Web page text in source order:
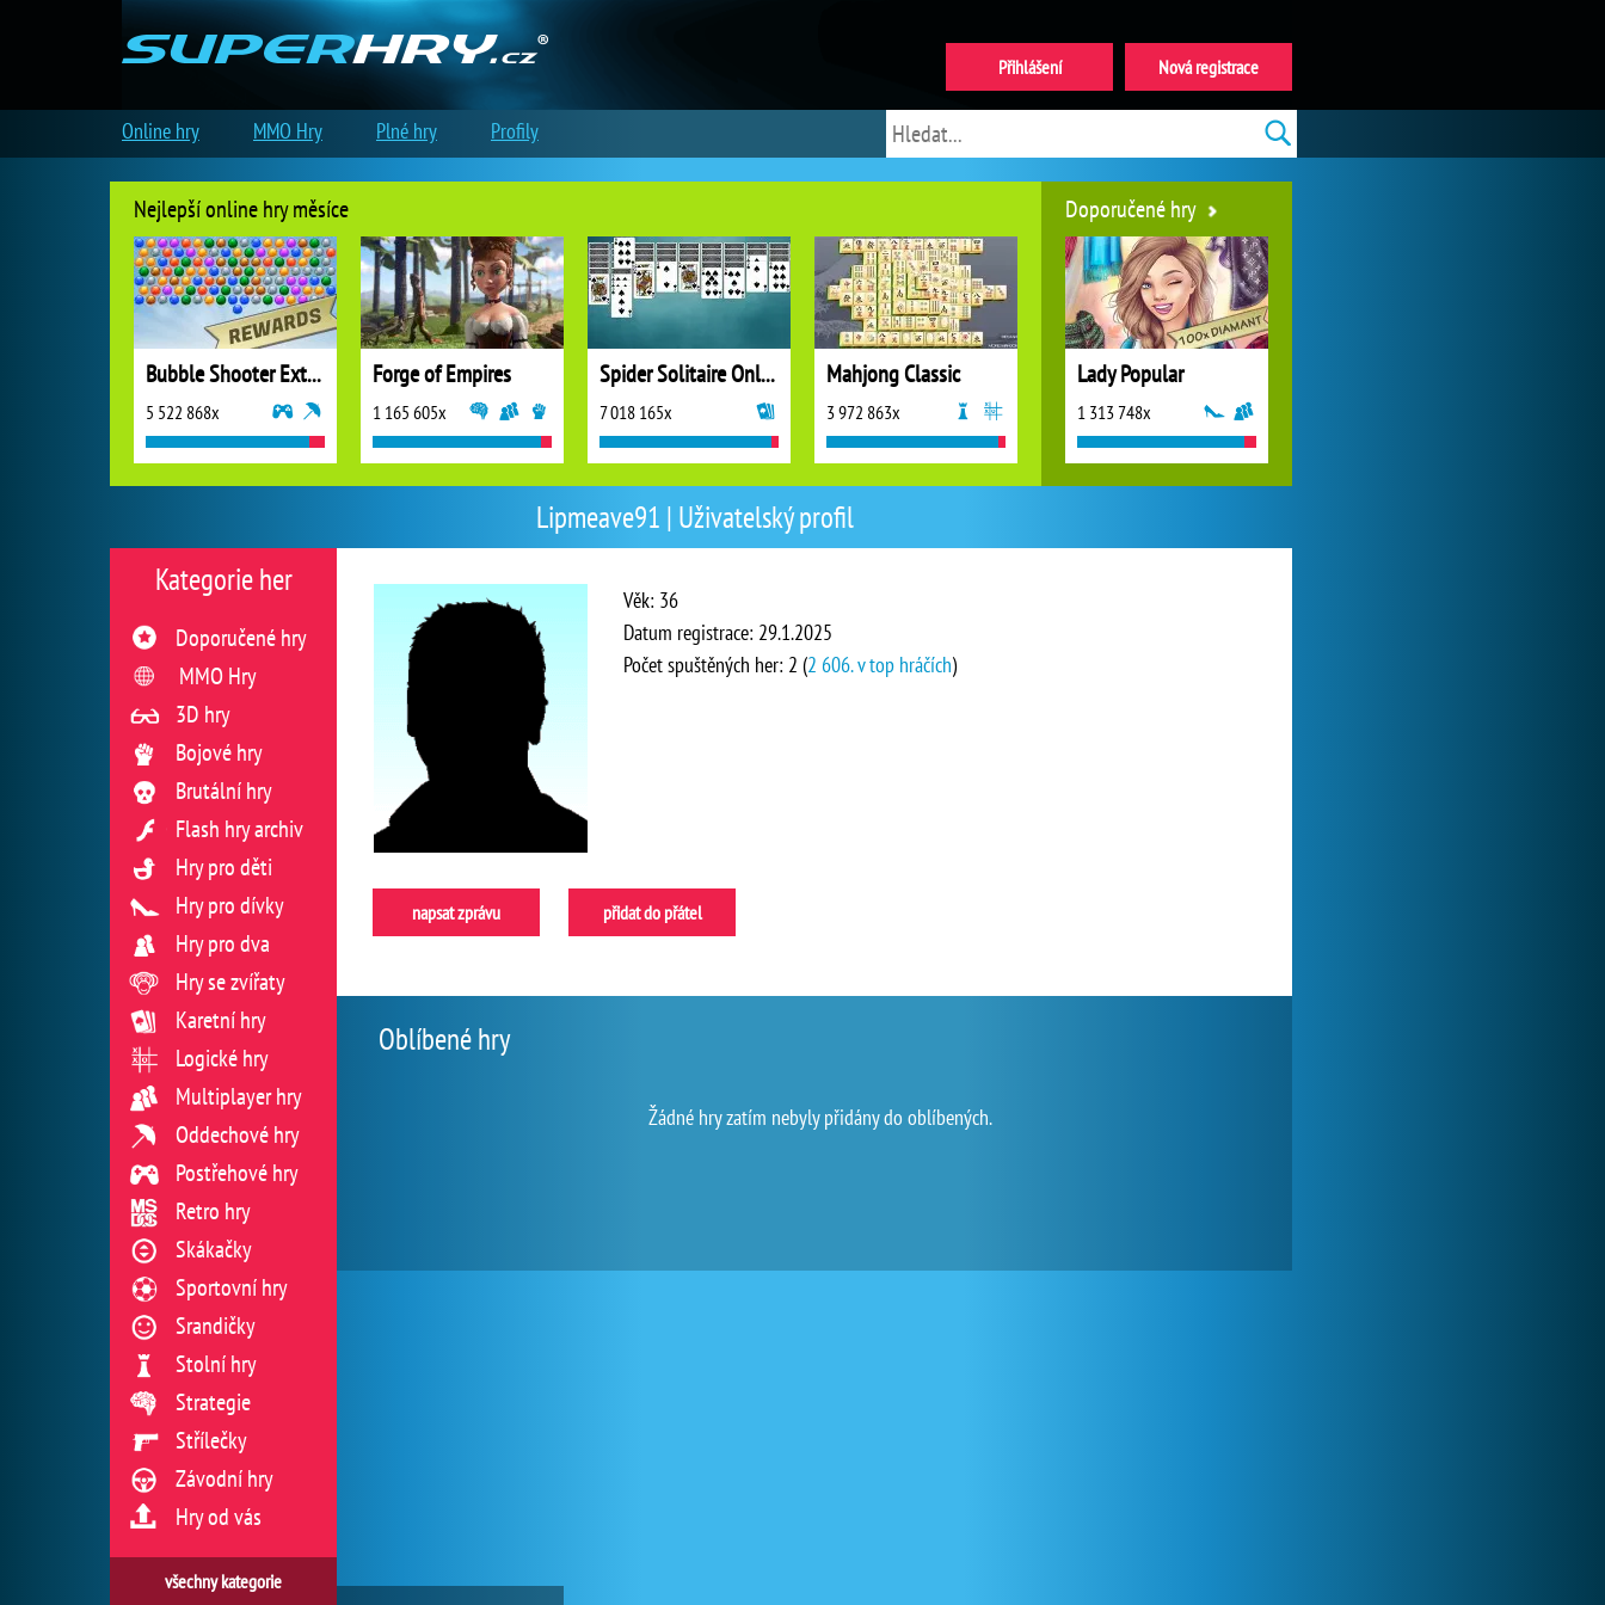
Lipmeave91 | Uživatelský profil
Věk: 36
Datum registrace: 29.1.2025
Počet spuštěných her: 2 (2 606. v top hráčích)
napsat zprávu přidat do přátel
Oblíbené hry
Žádné hry zatím nebyly přidány do oblíbených.
Kategorie her
Doporučené hry
MMO Hry
3D hry
Bojové hry
Brutální hry
Flash hry archiv
Hry pro děti
Hry pro dívky
Hry pro dva
Hry se zvířaty
Karetní hry
Logické hry
Multiplayer hry
Oddechové hry
Postřehové hry
Retro hry
Skákačky
Sportovní hry
Srandičky
Stolní hry
Strategie
Střílečky
Závodní hry
Hry od vás
všechny kategorie
Nejlepší online hry měsíce
Bubble Shooter Extreme
5 522 868x
Forge of Empires
1 165 605x
Spider Solitaire Online
7 018 165x
Mahjong Classic
3 972 863x
Doporučené hry
Lady Popular
1 313 748x
Nová registrace
Přihlášení
Online hry MMO Hry Plné hry Profily